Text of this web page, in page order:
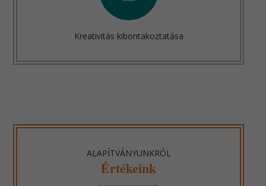
Kreativitás kibontakoztatása
ALAPÍTVÁNYUNKRÓL
Értékeink